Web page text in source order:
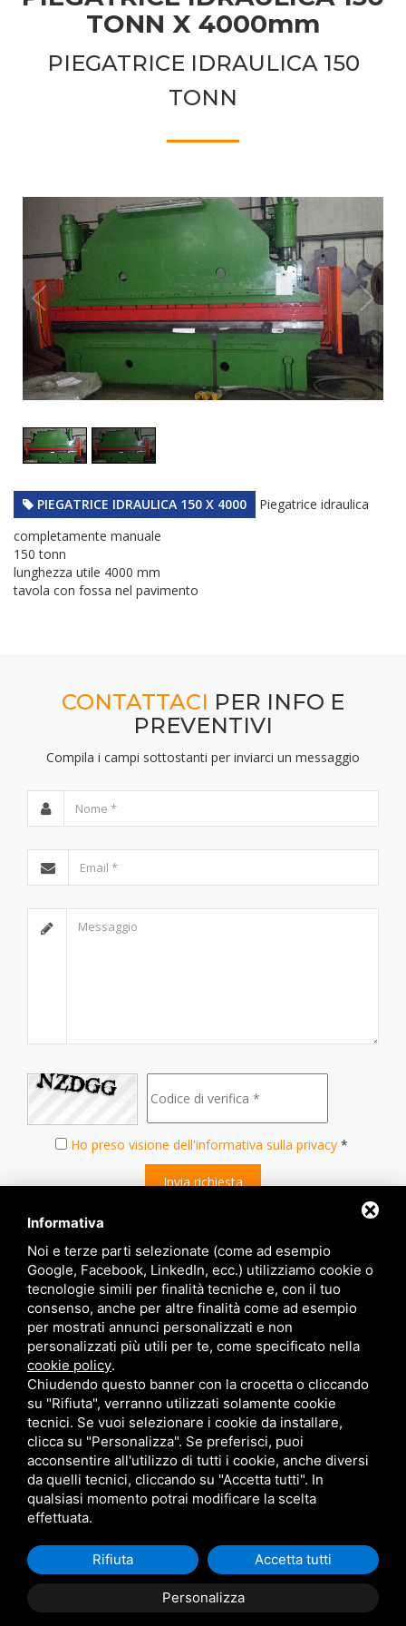
TONN X 4000mm
PIEGATRICE IDRAULICA 150
TONN
PIEGATRICE IDRAULICA 150 X 4000
Piegatrice idraulica
completamente manuale
150 tonn
lunghezza utile 4000 mm
tavola con fossa nel pavimento
CONTATTACI PER INFO E
PREVENTIVI
Compila i campi sottostanti per inviarci un messaggio
Ho preso visione dell'informativa sulla privacy*
Invia richiesta
ALTRIPRODOTTI SIMILI
“ Hai bisogno di risposte? Consulta
la nostra sezione FAQ ”
vai alle Faq
+39 320 3884726 - info@marzocchimacchine.it - p.iva 01899680381
Informativa
Noi e terze parti selezionate (come ad esempio
Google, Facebook, LinkedIn, ecc.) utilizziamo cookie o
tecnologie simili per finalità tecniche e, con il tuo
consenso, anche per altre finalità come ad esempio
per mostrati annunci personalizzati e non
personalizzati più utili per te, come specificato nella
cookie policy.
Chiudendo questo banner con la crocetta o cliccando
su "Rifiuta", verranno utilizzati solamente cookie
tecnici. Se vuoi selezionare i cookie da installare,
clicca su "Personalizza". Se preferisci, puoi
acconsentire all'utilizzo di tutti i cookie, anche diversi
da quelli tecnici, cliccando su "Accetta tutti". In
qualsiasi momento potrai modificare la scelta
effettuata.
Personalizza
Rifiuta Accetta tutti